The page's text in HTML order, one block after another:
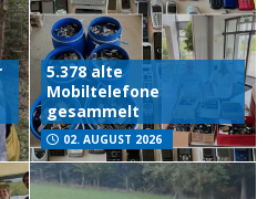
5.378 alte
Mobiltelefone
gesammelt
02. AUGUST 2026